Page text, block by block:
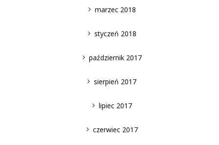
marzec 2018
styczeń 2018
październik 2017
sierpień 2017
lipiec 2017
czerwiec 2017